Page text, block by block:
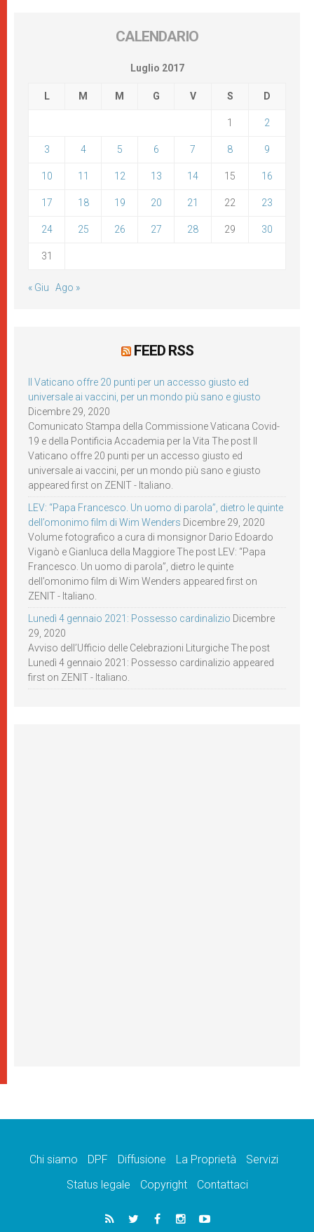
CALENDARIO
Luglio 2017
L M M G V S D
1 2
3 4 5 6 7 8 9
10 11 12 13 14 15 16
17 18 19 20 21 22 23
24 25 26 27 28 29 30
31
« Giu Ago »
FEED RSS
Il Vaticano offre 20 punti per un accesso giusto ed
universale ai vaccini, per un mondo più sano e giusto
Dicembre 29, 2020
Comunicato Stampa della Commissione Vaticana Covid-
19 e della Pontificia Accademia per la Vita The post Il
Vaticano offre 20 punti per un accesso giusto ed
universale ai vaccini, per un mondo più sano e giusto
appeared first on ZENIT - Italiano.
LEV: “Papa Francesco. Un uomo di parola”, dietro le quinte
dell’omonimo film di Wim Wenders Dicembre 29, 2020
Volume fotografico a cura di monsignor Dario Edoardo
Viganò e Gianluca della Maggiore The post LEV: “Papa
Francesco. Un uomo di parola”, dietro le quinte
dell’omonimo film di Wim Wenders appeared first on
ZENIT - Italiano.
Lunedì 4 gennaio 2021: Possesso cardinalizio Dicembre
29, 2020
Avviso dell’Ufficio delle Celebrazioni Liturgiche The post
Lunedì 4 gennaio 2021: Possesso cardinalizio appeared
first on ZENIT - Italiano.
Chi siamo DPF Diffusione La Proprietà
Servizi
Status legale
Copyright Contattaci